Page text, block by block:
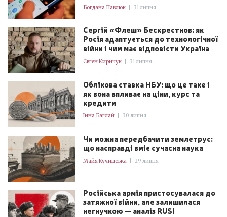
Богдана Павлюк 31 липня
Сергій «Флеш» Бескрестнов: як
Росія адаптується до технологічної
війни і чим має відповісти Україна
Євген Киричук 31 липня
Облікова ставка НБУ: що це таке і
як вона впливає на ціни, курс та
кредити
Інна Баглай 30 липня
Чи можна передбачити землетрус:
що насправді вміє сучасна наука
Майя Кучинська 29 липня
Російська армія пристосувалася до
затяжної війни, але залишилася
негнучкою — аналіз RUSI